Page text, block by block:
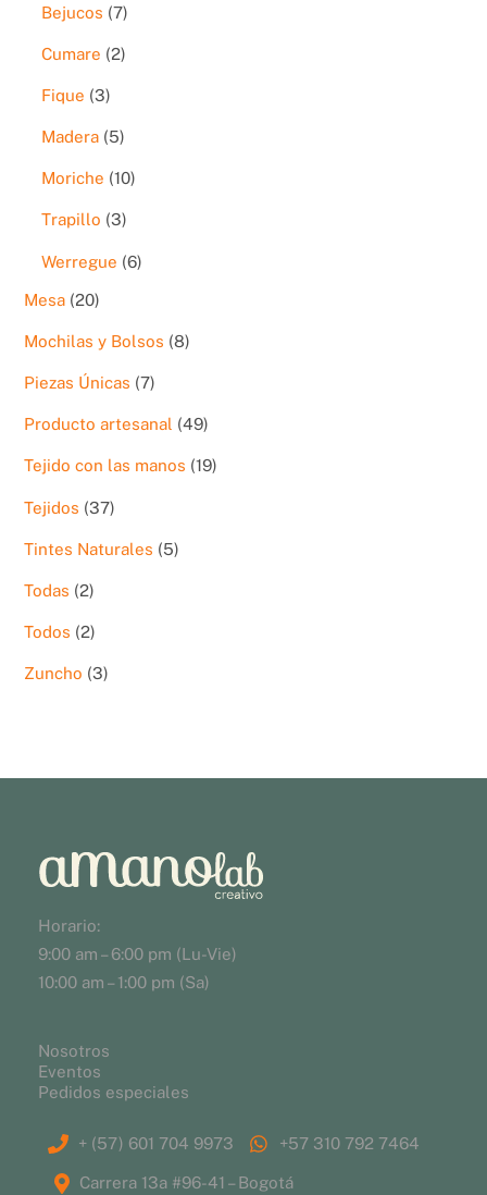
Bejucos 77
Cumare 22
Fique 33
Madera 55
Moriche 1010
Trapillo 33
Werregue 66
Mesa 2020
Mochilas y Bolsos 88
Piezas Únicas 77
Producto artesanal 4949
Tejido con las manos 1919
Tejidos 3737
Tintes Naturales 55
Todas 22
Todos 22
Zuncho 33
Horario:
9:00 am – 6:00 pm (Lu-Vie)
10:00 am – 1:00 pm (Sa)
Nosotros
Eventos
Pedidos especiales
+ (57) 601 704 9973 +57 310 792 7464
Carrera 13a #96-41 – Bogotá